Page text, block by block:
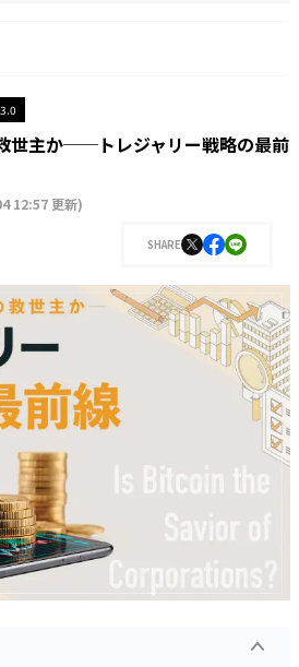
世主か──トレジャリー戦略の最前
12:57 更新)
SHARE